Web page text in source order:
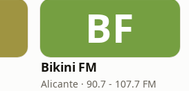
BF
Bikini FM
Alicante · 90.7 - 107.7 FM